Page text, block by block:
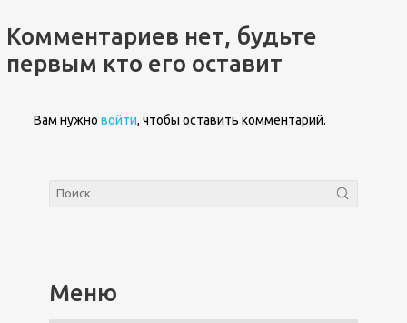
Комментариев нет, будьте
первым кто его оставит
Вам нужно войти, чтобы оставить комментарий.
Меню